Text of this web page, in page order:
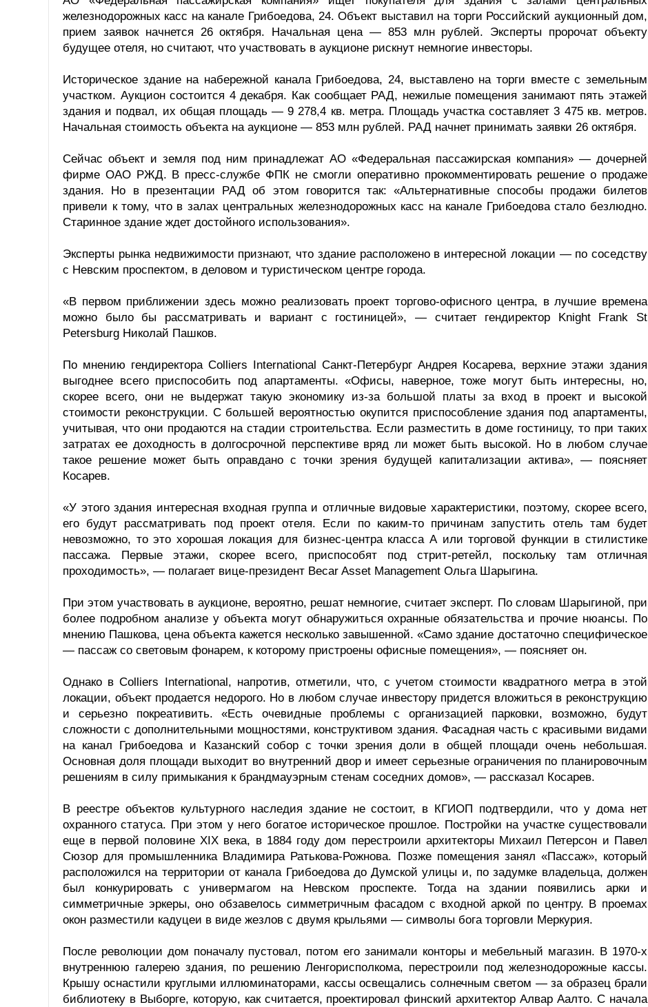
железнодорожных касс на канале Грибоедова, 24. Объект выставил на торги Российский аукционный дом,
прием заявок начнется 26 октября. Начальная цена — 853 млн рублей. Эксперты пророчат объекту
будущее отеля, но считают, что участвовать в аукционе рискнут немногие инвесторы.
Историческое здание на набережной канала Грибоедова, 24, выставлено на торги вместе с земельным
участком. Аукцион состоится 4 декабря. Как сообщает РАД, нежилые помещения занимают пять этажей
здания и подвал, их общая площадь — 9 278,4 кв. метра. Площадь участка составляет 3 475 кв. метров.
Начальная стоимость объекта на аукционе — 853 млн рублей. РАД начнет принимать заявки 26 октября.
Сейчас объект и земля под ним принадлежат АО «Федеральная пассажирская компания» — дочерней
фирме ОАО РЖД. В пресс-службе ФПК не смогли оперативно прокомментировать решение о продаже
здания. Но в презентации РАД об этом говорится так: «Альтернативные способы продажи билетов
привели к тому, что в залах центральных железнодорожных касс на канале Грибоедова стало безлюдно.
Старинное здание ждет достойного использования».
Эксперты рынка недвижимости признают, что здание расположено в интересной локации — по соседству
с Невским проспектом, в деловом и туристическом центре города.
«В первом приближении здесь можно реализовать проект торгово-офисного центра, в лучшие времена
можно было бы рассматривать и вариант с гостиницей», — считает гендиректор Knight Frank St
Petersburg Николай Пашков.
По мнению гендиректора Colliers International Санкт-Петербург Андрея Косарева, верхние этажи здания
выгоднее всего приспособить под апартаменты. «Офисы, наверное, тоже могут быть интересны, но,
скорее всего, они не выдержат такую экономику из-за большой платы за вход в проект и высокой
стоимости реконструкции. С большей вероятностью окупится приспособление здания под апартаменты,
учитывая, что они продаются на стадии строительства. Если разместить в доме гостиницу, то при таких
затратах ее доходность в долгосрочной перспективе вряд ли может быть высокой. Но в любом случае
такое решение может быть оправдано с точки зрения будущей капитализации актива», — поясняет
Косарев.
«У этого здания интересная входная группа и отличные видовые характеристики, поэтому, скорее всего,
его будут рассматривать под проект отеля. Если по каким-то причинам запустить отель там будет
невозможно, то это хорошая локация для бизнес-центра класса А или торговой функции в стилистике
пассажа. Первые этажи, скорее всего, приспособят под стрит-ретейл, поскольку там отличная
проходимость», — полагает вице-президент Becar Asset Management Ольга Шарыгина.
При этом участвовать в аукционе, вероятно, решат немногие, считает эксперт. По словам Шарыгиной, при
более подробном анализе у объекта могут обнаружиться охранные обязательства и прочие нюансы. По
мнению Пашкова, цена объекта кажется несколько завышенной. «Само здание достаточно специфическое
— пассаж со световым фонарем, к которому пристроены офисные помещения», — поясняет он.
Однако в Colliers International, напротив, отметили, что, с учетом стоимости квадратного метра в этой
локации, объект продается недорого. Но в любом случае инвестору придется вложиться в реконструкцию
и серьезно покреативить. «Есть очевидные проблемы с организацией парковки, возможно, будут
сложности с дополнительными мощностями, конструктивом здания. Фасадная часть с красивыми видами
на канал Грибоедова и Казанский собор с точки зрения доли в общей площади очень небольшая.
Основная доля площади выходит во внутренний двор и имеет серьезные ограничения по планировочным
решениям в силу примыкания к брандмауэрным стенам соседних домов», — рассказал Косарев.
В реестре объектов культурного наследия здание не состоит, в КГИОП подтвердили, что у дома нет
охранного статуса. При этом у него богатое историческое прошлое. Постройки на участке существовали
еще в первой половине XIX века, в 1884 году дом перестроили архитекторы Михаил Петерсон и Павел
Сюзор для промышленника Владимира Ратькова-Рожнова. Позже помещения занял «Пассаж», который
расположился на территории от канала Грибоедова до Думской улицы и, по задумке владельца, должен
был конкурировать с универмагом на Невском проспекте. Тогда на здании появились арки и
симметричные эркеры, оно обзавелось симметричным фасадом с входной аркой по центру. В проемах
окон разместили кадуцеи в виде жезлов с двумя крыльями — символы бога торговли Меркурия.
После революции дом поначалу пустовал, потом его занимали конторы и мебельный магазин. В 1970-х
внутреннюю галерею здания, по решению Ленгорисполкома, перестроили под железнодорожные кассы.
Крышу оснастили круглыми иллюминаторами, кассы освещались солнечным светом — за образец брали
библиотеку в Выборге, которую, как считается, проектировал финский архитектор Алвар Аалто. С начала